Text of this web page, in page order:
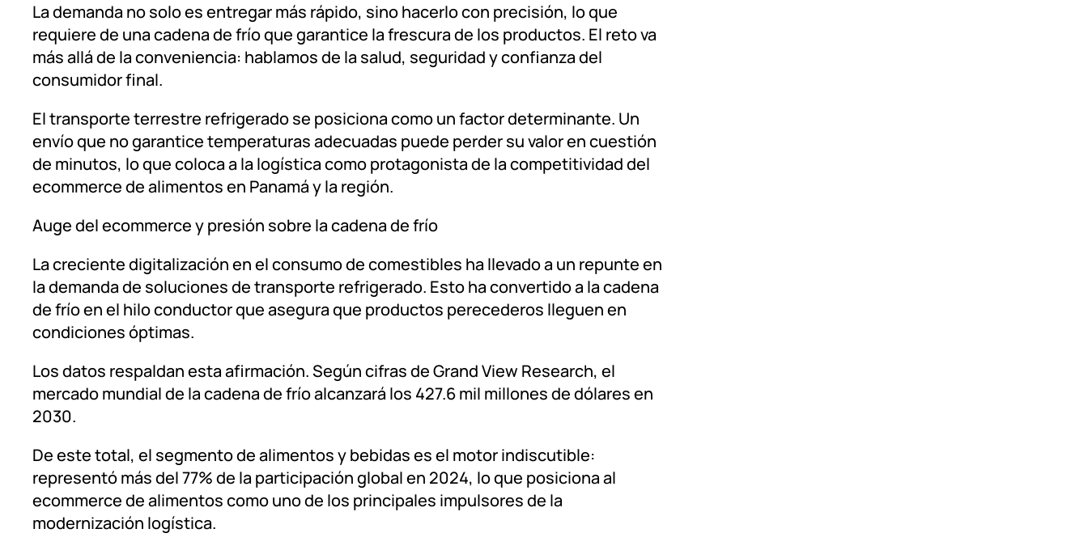
La demanda no solo es entregar más rápido, sino hacerlo con precisión, lo que
requiere de una cadena de frío que garantice la frescura de los productos. El reto va
más allá de la conveniencia: hablamos de la salud, seguridad y confianza del
consumidor final.
El transporte terrestre refrigerado se posiciona como un factor determinante. Un
envío que no garantice temperaturas adecuadas puede perder su valor en cuestión
de minutos, lo que coloca a la logística como protagonista de la competitividad del
ecommerce de alimentos en Panamá y la región.
Auge del ecommerce y presión sobre la cadena de frío
La creciente digitalización en el consumo de comestibles ha llevado a un repunte en
la demanda de soluciones de transporte refrigerado. Esto ha convertido a la cadena
de frío en el hilo conductor que asegura que productos perecederos lleguen en
condiciones óptimas.
Los datos respaldan esta afirmación. Según cifras de Grand View Research, el
mercado mundial de la cadena de frío alcanzará los 427.6 mil millones de dólares en
2030.
De este total, el segmento de alimentos y bebidas es el motor indiscutible:
representó más del 77% de la participación global en 2024, lo que posiciona al
ecommerce de alimentos como uno de los principales impulsores de la
modernización logística.